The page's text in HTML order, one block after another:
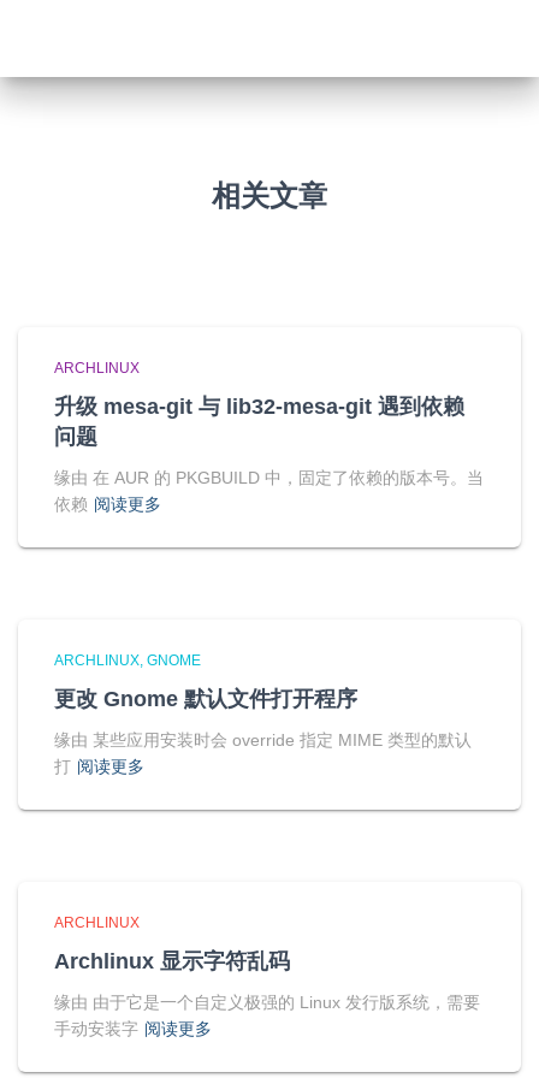
相关文章
ARCHLINUX
升级 mesa-git 与 lib32-mesa-git 遇到依赖
问题
缘由 在 AUR 的 PKGBUILD 中，固定了依赖的版本号。当
依赖 阅读更多
ARCHLINUX GNOME
更改 Gnome 默认文件打开程序
缘由 某些应用安装时会 override 指定 MIME 类型的默认
打 阅读更多
ARCHLINUX
Archlinux 显示字符乱码
缘由 由于它是一个自定义极强的 Linux 发行版系统，需要
手动安装字 阅读更多